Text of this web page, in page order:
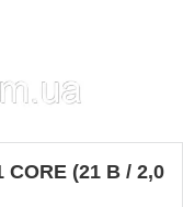
CORE (21 В / 2,0